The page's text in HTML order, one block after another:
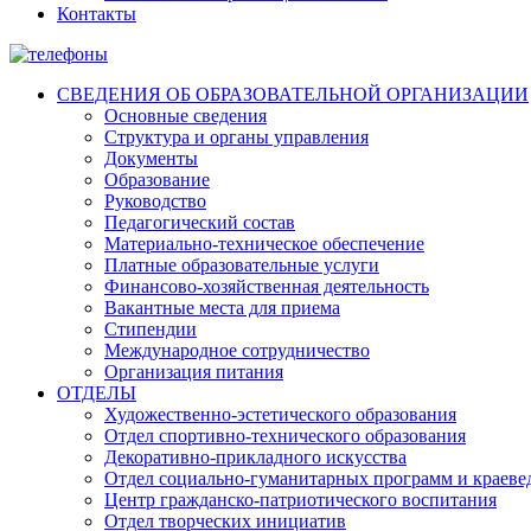
Контакты
СВЕДЕНИЯ ОБ ОБРАЗОВАТЕЛЬНОЙ ОРГАНИЗАЦИИ
Основные сведения
Структура и органы управления
Документы
Образование
Руководство
Педагогический состав
Материально-техническое обеспечение
Платные образовательные услуги
Финансово-хозяйственная деятельность
Вакантные места для приема
Стипендии
Международное сотрудничество
Организация питания
ОТДЕЛЫ
Художественно-эстетического образования
Отдел спортивно-технического образования
Декоративно-прикладного искусства
Отдел социально-гуманитарных программ и
Центр гражданско-патриотического воспитания
Отдел творческих инициатив